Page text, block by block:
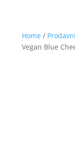
Home /
Vegan Blue